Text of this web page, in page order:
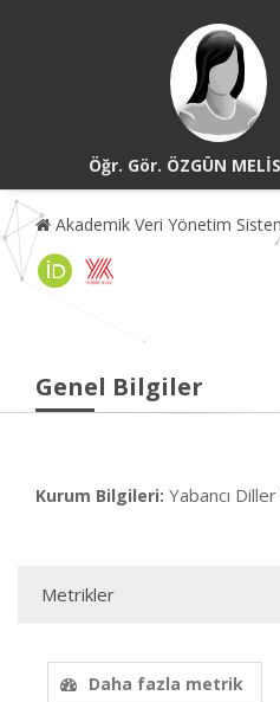
Öğr. Gör. ÖZGÜN
Akademik Veri Yönetim
Genel Bilgiler
Kurum Bilgileri: Yabancı
Metrikler
Daha fazla metrik